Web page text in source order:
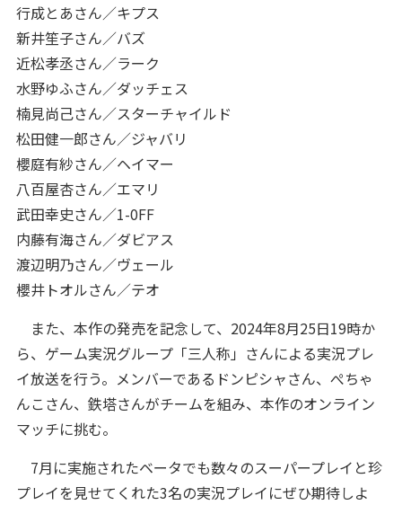
行成とあさん／キプス
新井笙子さん／バズ
近松孝丞さん／ラーク
水野ゆふさん／ダッチェス
楠見尚己さん／スターチャイルド
松田健一郎さん／ジャバリ
櫻庭有紗さん／ヘイマー
八百屋杏さん／エマリ
武田幸史さん／1-0FF
内藤有海さん／ダビアス
渡辺明乃さん／ヴェール
櫻井トオルさん／テオ
また、本作の発売を記念して、2024年8月25日19時か
ら、ゲーム実況グループ「三人称」さんによる実況プレ
イ放送を行う。メンバーであるドンピシャさん、ぺちゃ
んこさん、鉄塔さんがチームを組み、本作のオンライン
マッチに挑む。
7月に実施されたベータでも数々のスーパープレイと珍
プレイを見せてくれた3名の実況プレイにぜひ期待しよ